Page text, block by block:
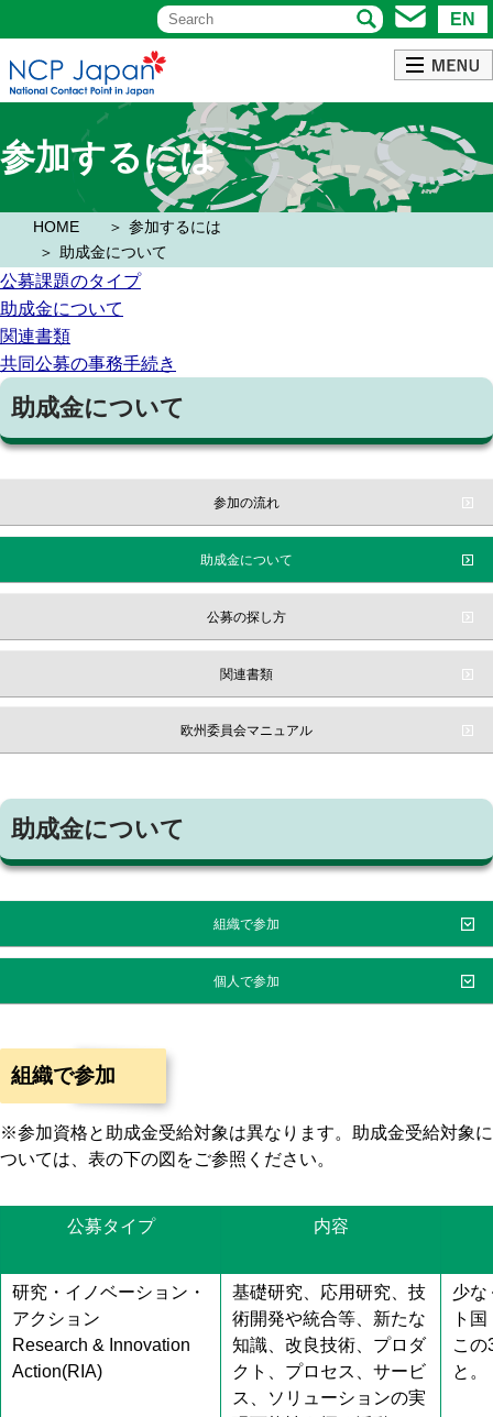
EN
参加するには
HOME
参加するには
助成金について
公募課題のタイプ
助成金について
関連書類
共同公募の事務手続き
助成金について
参加の流れ
助成金について
公募の探し方
関連書類
欧州委員会マニュアル
助成金について
組織で参加
個人で参加
組織で参加
※参加資格と助成金受給対象は異なります。助成金受給対象に
ついては、表の下の図をご参照ください。
公募タイプ 内容
研究・イノベーション・
アクション
Research & Innovation
Action(RIA)
基礎研究、応用研究、技
術開発や統合等、新たな
知識、改良技術、プロダ
クト、プロセス、サービ
ス、ソリューションの実
少な
ト
こ
と。